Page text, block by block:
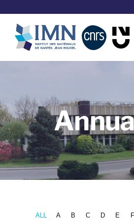
au
contenu
L’Institut
Equipes
Projets/Collaborations
ALL A B C D E F